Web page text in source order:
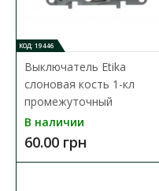
КОД: 19446
Выключатель Etika
слоновая кость 1-кл
промежуточный
В наличии
60.00 грн